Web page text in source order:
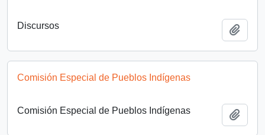
Discursos
Comisión Especial de Pueblos Indígenas
Comisión Especial de Pueblos Indígenas